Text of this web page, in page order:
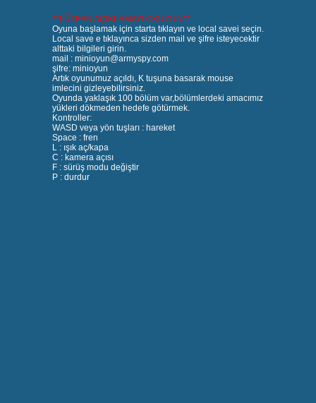
**LÜTFEN AÇIKLAMAYI OKUYUN**
Oyuna başlamak için starta tıklayın ve local savei seçin.
Local save e tıklayınca sizden mail ve şifre isteyecektir
alttaki bilgileri girin.
mail : minioyun@armyspy.com
şifre: minioyun
Artık oyunumuz açıldı, K tuşuna basarak mouse
imlecini gizleyebilirsiniz.
Oyunda yaklaşık 100 bölüm var,bölümlerdeki amacımız
yükleri dökmeden hedefe götürmek.
Kontroller:
WASD veya yön tuşları : hareket
Space : fren
L : ışık aç/kapa
C : kamera açısı
F : sürüş modu değiştir
P : durdur